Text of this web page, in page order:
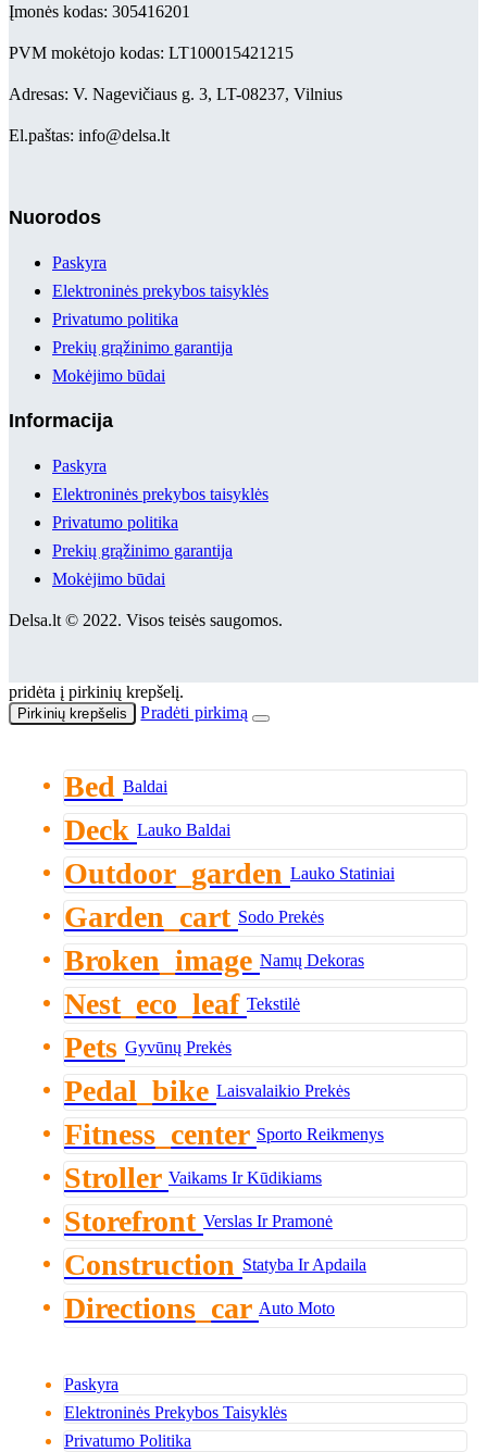
Įmonės kodas: 305416201
PVM mokėtojo kodas: LT100015421215
Adresas: V. Nagevičiaus g. 3, LT-08237, Vilnius
El.paštas: info@delsa.lt
Nuorodos
Paskyra
Elektroninės prekybos taisyklės
Privatumo politika
Prekių grąžinimo garantija
Mokėjimo būdai
Informacija
Paskyra
Elektroninės prekybos taisyklės
Privatumo politika
Prekių grąžinimo garantija
Mokėjimo būdai
Delsa.lt © 2022. Visos teisės saugomos.
pridėta į pirkinių krepšelį.
Pirkinių krepšelis Pradėti pirkimą
Bed Baldai
Deck Lauko Baldai
Outdoor_garden Lauko Statiniai
Garden_cart Sodo Prekės
Broken_image Namų Dekoras
Nest_eco_leaf Tekstilė
Pets Gyvūnų Prekės
Pedal_bike Laisvalaikio Prekės
Fitness_center Sporto Reikmenys
Stroller Vaikams Ir Kūdikiams
Storefront Verslas Ir Pramonė
Construction Statyba Ir Apdaila
Directions_car Auto Moto
Paskyra
Elektroninės Prekybos Taisyklės
Privatumo Politika